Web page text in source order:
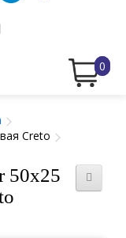
0
Creto
50x25